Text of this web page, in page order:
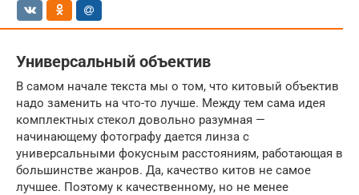
Универсальный объектив
В самом начале текста мы о том, что китовый объектив
надо заменить на что-то лучше. Между тем сама идея
комплектных стекол довольно разумная —
начинающему фотографу дается линза с
универсальными фокусным расстояниям, работающая в
большинстве жанров. Да, качество китов не самое
лучшее. Поэтому к качественному, но не менее